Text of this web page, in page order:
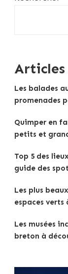
Les balades
promenades
Quimper en
petits et
Top 5 des
guide des
Les plus
espaces verts
Les musées
breton à